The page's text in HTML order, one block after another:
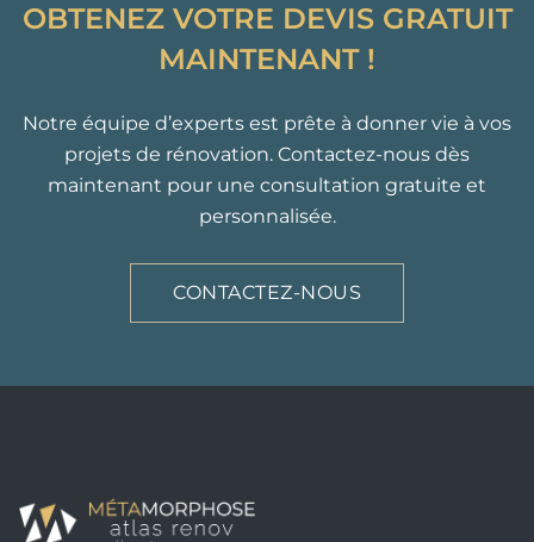
OBTENEZ VOTRE DEVIS GRATUIT
MAINTENANT !
Notre équipe d’experts est prête à donner vie à vos
projets de rénovation. Contactez-nous dès
maintenant pour une consultation gratuite et
personnalisée.
CONTACTEZ-NOUS